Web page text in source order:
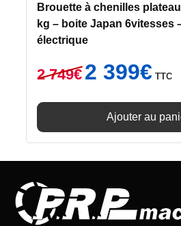
Brouette à chenilles
kg – boite Japan 6vitesses
électrique
2 749€
Le
prix
était :
749€.
2 399€prix
est :
399€.
TTC
Ajouter au